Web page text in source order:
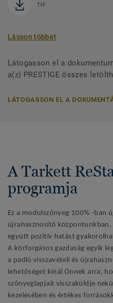
TIF
Lásson többet
Látogasson el a
a(z) PRESTIGE összes
LÁTOGASSON EL A
A Tarkett
programja
Ez a modulszőnyeg 100% -ban
újrahasznosító
együtt pozitív hatást
A körforgásos gazdaság egyik
a padló visszavételi és
lehetőséget kínál Önnek arra,
szőnyeglapjait visszaküldje
kezelésében és értékes